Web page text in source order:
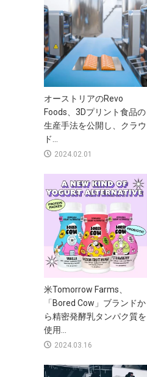
オーストリアのRevo
Foods、3Dプリント食品の
生産手法を公開し、クラウ
ド...
2024.02.01
米Tomorrow Farms、
「Bored Cow」ブランドか
ら精密発酵乳タンパク質を
使用...
2024.03.16